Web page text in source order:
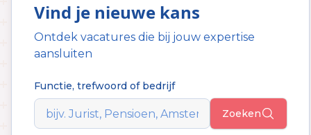
Vind je nieuwe kans
Ontdek vacatures die bij jouw expertise
aansluiten
Functie, trefwoord of bedrijf
Zoeken